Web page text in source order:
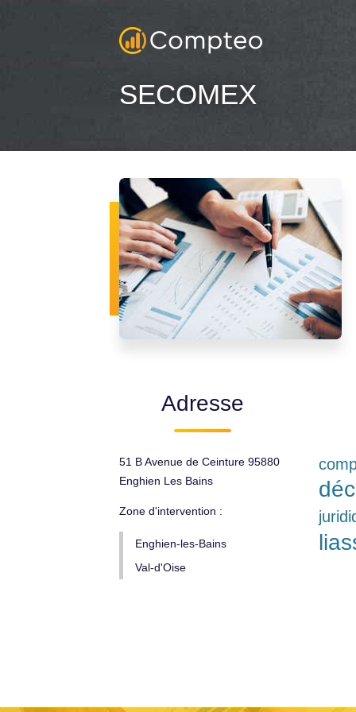
SECOMEX
Adresse
51 B Avenue de Ceinture 95880
Enghien Les Bains
Zone d'intervention :
Enghien-les-Bains
Val-d'Oise